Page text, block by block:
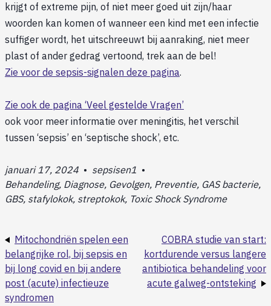
krijgt of extreme pijn, of niet meer goed uit zijn/haar
woorden kan komen of wanneer een kind met een infectie
suffiger wordt, het uitschreeuwt bij aanraking, niet meer
plast of ander gedrag vertoond, trek aan de bel!
Zie voor de sepsis-signalen deze pagina.
Zie ook de pagina ‘Veel gestelde Vragen’
ook voor meer informatie over meningitis, het verschil
tussen ‘sepsis’ en ‘septische shock’, etc.
januari 17, 2024 • sepsisen1 •
Behandeling, Diagnose, Gevolgen, Preventie, GAS bacterie,
GBS, stafylokok, streptokok, Toxic Shock Syndrome
Mitochondriën spelen een
belangrijke rol, bij sepsis en
bij long covid en bij andere
post (acute) infectieuze
syndromen
COBRA studie van start:
kortdurende versus langere
antibiotica behandeling voor
acute galweg-ontsteking